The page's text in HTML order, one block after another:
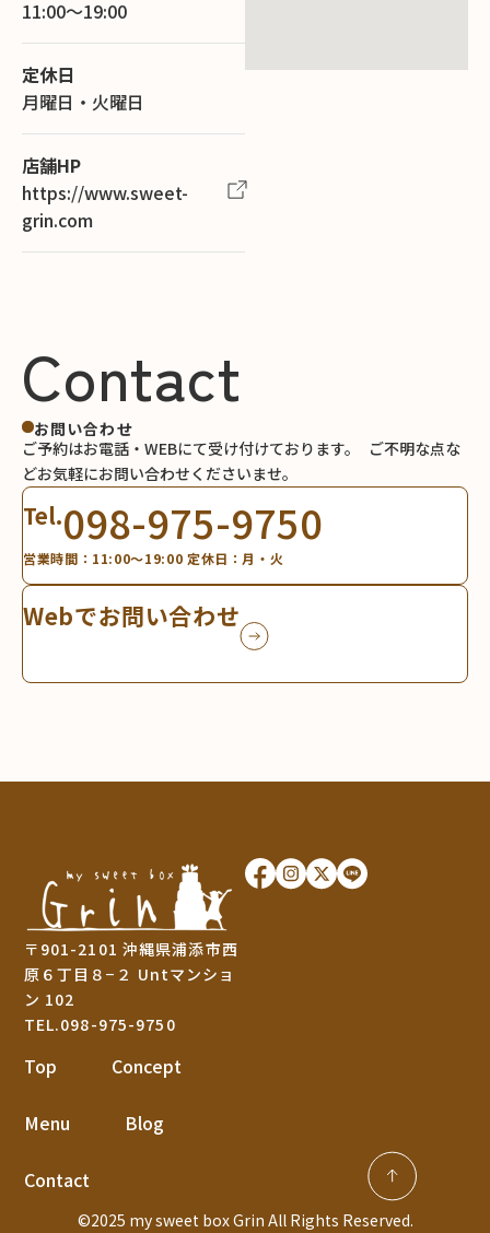
11:00～19:00
定休日
月曜日・火曜日
店舗HP
https://www.sweet-
grin.com
Contact
お問い合わせ
ご予約はお電話・WEBにて受け付けております。
ご不明な点な
どお気軽にお問い合わせくださいませ。
Tel.098-975-9750
営業時間：11:00～19:00 定休日：月・火
Webでお問い合わせ
〒901-2101 沖縄県浦添市西
原６丁目８−２ Untマンショ
ン 102
TEL.098-975-9750
Top Concept
Menu Blog
Contact
©2025 my sweet box Grin All Rights Reserved.